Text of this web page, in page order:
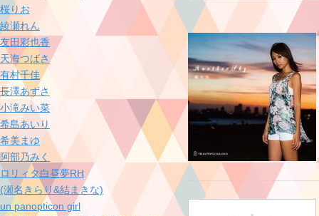
桜りお
綾瀬れん
友田彩也香
天海つばさ
有村千佳
長澤あずさ
小滝みい菜
希島あいり
希美まゆ
阿部乃みく
ロリィタ白昼夢RH
(瀬名きらり&結まきな)
un panopticon girl